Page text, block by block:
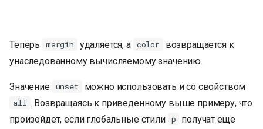
Теперь margin удаляется, а color
возвращается к
унаследованному вычисляемому значению.
Значение unset можно использовать и со свойством
all . Возвращаясь к приведенному выше примеру, что
произойдет, если глобальные стили p
получат еще